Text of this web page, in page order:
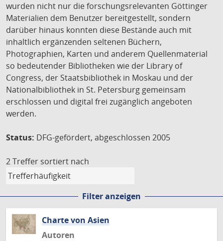
wurden nicht nur die forschungsrelevanten Göttinger
Materialien dem Benutzer bereitgestellt, sondern
darüber hinaus konnten diese Bestände auch mit
inhaltlich ergänzenden seltenen Büchern,
Photographien, Karten und anderem Quellenmaterial
so bedeutender Bibliotheken wie der Library of
Congress, der Staatsbibliothek in Moskau und der
Nationalbibliothek in St. Petersburg gemeinsam
erschlossen und digital frei zugänglich angeboten
werden.
Status: DFG-gefördert, abgeschlossen 2005
2 Treffer sortiert nach
Filter anzeigen
Charte von Asien
Autoren